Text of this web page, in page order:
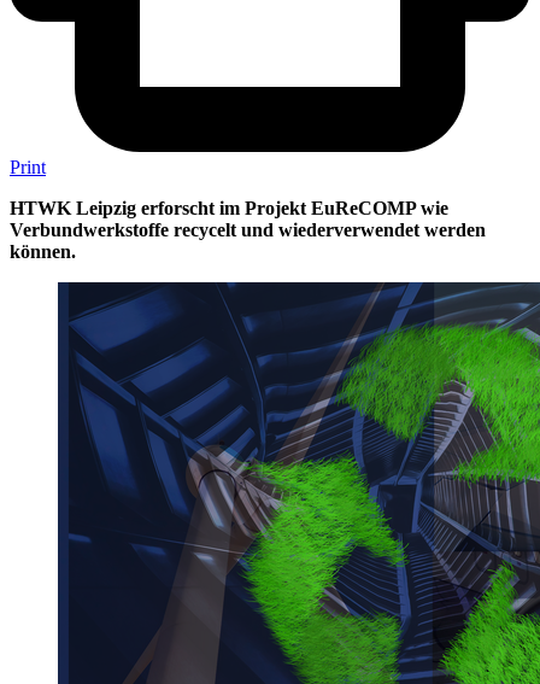
Print
HTWK Leipzig erforscht im Projekt EuReCOMP wie
Verbundwerkstoffe recycelt und wiederverwendet werden
können.